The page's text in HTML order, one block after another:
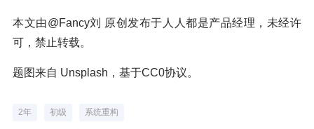
本文由@Fancy刘 原创发布于人人都是产品经理，未经许
可，禁止转载。
题图来自 Unsplash，基于CC0协议。
2年 初级 系统重构